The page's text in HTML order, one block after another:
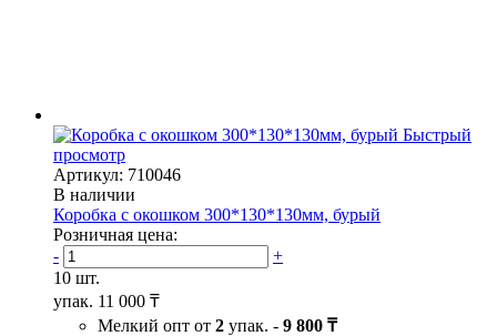
Быстрый
просмотр
Артикул: 710046
В наличии
Коробка с окошком 300*130*130мм, бурый
Розничная цена:
-
+
10 шт.
упак. 11 000 ₸
Мелкий опт от 2 упак. - 9 800 ₸